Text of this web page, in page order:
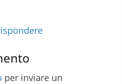
per inviare un